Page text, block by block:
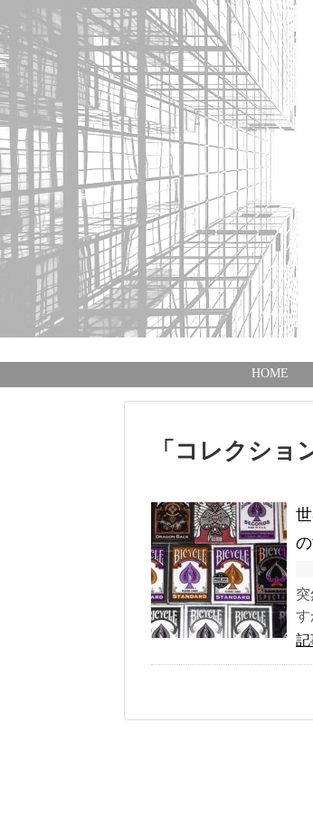
HOME
「 コレクショ
す
記